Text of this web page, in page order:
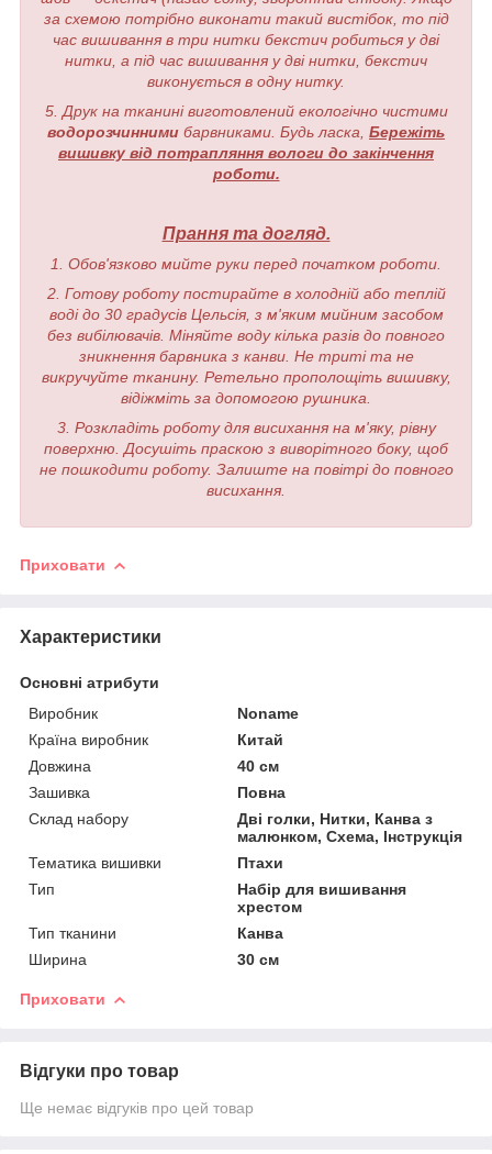
за схемою потрібно виконати такий вистібок, то під
час вишивання в три нитки бекстич робиться у дві
нитки, а під час вишивання у дві нитки, бекстич
виконується в одну нитку.
5. Друк на тканині виготовлений екологічно чистими
водорозчинними барвниками. Будь ласка, Бережіть
вишивку від потрапляння вологи до закінчення
роботи.
Прання та догляд.
1. Обов'язково мийте руки перед початком роботи.
2. Готову роботу постирайте в холодній або теплій
воді до 30 градусів Цельсія, з м'яким мийним засобом
без вибілювачів. Міняйте воду кілька разів до повного
зникнення барвника з канви. Не триті та не
викручуйте тканину. Ретельно прополощіть вишивку,
відіжміть за допомогою рушника.
3. Розкладіть роботу для висихання на м'яку, рівну
поверхню. Досушіть праскою з виворітного боку, щоб
не пошкодити роботу. Залиште на повітрі до повного
висихання.
Приховати
Характеристики
Основні атрибути
Виробник
Noname
Країна виробник
Китай
Довжина
40 см
Зашивка
Повна
Склад набору
Дві голки, Нитки, Канва з
малюнком, Схема, Інструкція
Тематика вишивки
Птахи
Тип
Набір для вишивання
хрестом
Тип тканини
Канва
Ширина
30 см
Приховати
Відгуки про товар
Ще немає відгуків про цей товар